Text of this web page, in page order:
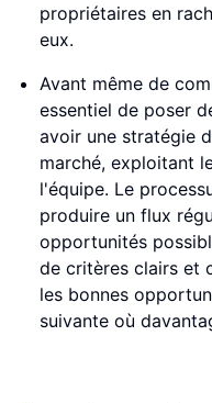
propriétaires en
eux.
Avant même de
essentiel de poser
avoir une stratégie
marché, exploitant
l'équipe. Le
produire un flux
opportunités
de critères clairs et
les bonnes
suivante où